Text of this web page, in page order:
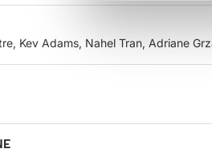
Kev Adams, Nahel Tran, Adriane